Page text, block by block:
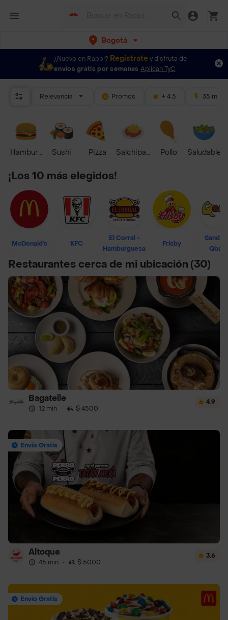
Bogotá
¿Nuevo en Rappi? Regístrate y disfruta de
envíos gratis por semanas Aplican TyC
Relevancia Promos + 4.5 35 mins
HamburguesaSushi Pizza Salchipapas Pollo Saludable
¡Los 10 más elegidos!
McDonald's KFC
El Corral -
Hamburguesa
Frisby
Restaurantes cerca de mi ubicación (30)
Bagatelle
12 min · $ 4500
4.9
Envío Gratis
Altoque
45 min · $ 5000
3.6
Envío Gratis